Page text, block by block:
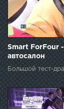
Smart ForFour
автосалон
Большой тест-